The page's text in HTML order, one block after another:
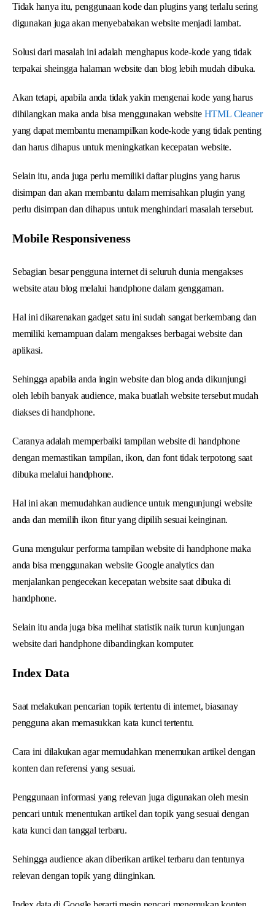
Tidak hanya itu, penggunaan kode dan plugins yang terlalu sering
digunakan juga akan menyebabakan website menjadi lambat.
Solusi dari masalah ini adalah menghapus kode-kode yang tidak
terpakai sheingga halaman website dan blog lebih mudah dibuka.
Akan tetapi, apabila anda tidak yakin mengenai kode yang harus
dihilangkan maka anda bisa menggunakan website HTML Cleaner
yang dapat membantu menampilkan kode-kode yang tidak penting
dan harus dihapus untuk meningkatkan kecepatan website.
Selain itu, anda juga perlu memiliki daftar plugins yang harus
disimpan dan akan membantu dalam memisahkan plugin yang
perlu disimpan dan dihapus untuk menghindari masalah tersebut.
Mobile Responsiveness
Sebagian besar pengguna internet di seluruh dunia mengakses
website atau blog melalui handphone dalam genggaman.
Hal ini dikarenakan gadget satu ini sudah sangat berkembang dan
memiliki kemampuan dalam mengakses berbagai website dan
aplikasi.
Sehingga apabila anda ingin website dan blog anda dikunjungi
oleh lebih banyak audience, maka buatlah website tersebut mudah
diakses di handphone.
Caranya adalah memperbaiki tampilan website di handphone
dengan memastikan tampilan, ikon, dan font tidak terpotong saat
dibuka melalui handphone.
Hal ini akan memudahkan audience untuk mengunjungi website
anda dan memilih ikon fitur yang dipilih sesuai keinginan.
Guna mengukur performa tampilan website di handphone maka
anda bisa menggunakan website Google analytics dan
menjalankan pengecekan kecepatan website saat dibuka di
handphone.
Selain itu anda juga bisa melihat statistik naik turun kunjungan
website dari handphone dibandingkan komputer.
Index Data
Saat melakukan pencarian topik tertentu di internet, biasanay
pengguna akan memasukkan kata kunci tertentu.
Cara ini dilakukan agar memudahkan menemukan artikel dengan
konten dan referensi yang sesuai.
Penggunaan informasi yang relevan juga digunakan oleh mesin
pencari untuk menentukan artikel dan topik yang sesuai dengan
kata kunci dan tanggal terbaru.
Sehingga audience akan diberikan artikel terbaru dan tentunya
relevan dengan topik yang diinginkan.